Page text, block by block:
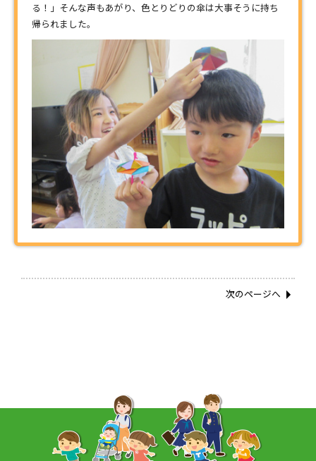
る！」そんな声もあがり、色とりどりの傘は大事そうに持ち
帰られました。
次のページへ